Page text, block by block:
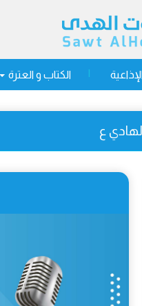
الكتاب و العترة
ع